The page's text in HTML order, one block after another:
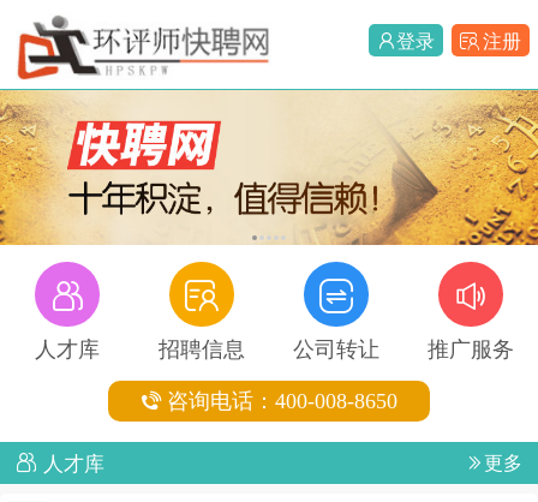
登录 注册
12345
人才库 招聘信息 公司转让 推广服务
咨询电话：400-008-8650
人才库 更多